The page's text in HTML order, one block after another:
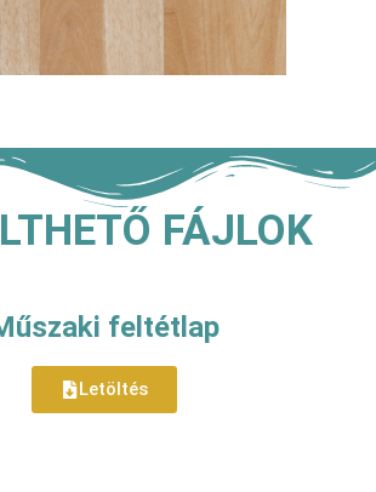
FÁJLOK
feltétlap
Letöltés